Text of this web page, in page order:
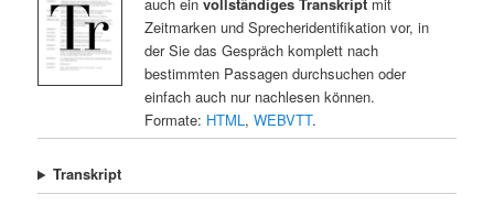
Zeitmarken und Sprecheridentifikation vor, in
der Sie das Gespräch komplett nach
bestimmten Passagen durchsuchen oder
einfach auch nur nachlesen können.
Formate: HTML , WEBVTT.
Transkript